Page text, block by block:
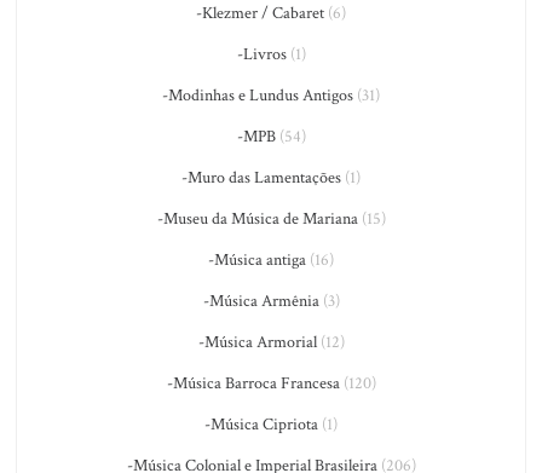
-Klezmer / Cabaret (6)
-Livros(1)
-Modinhas e Lundus Antigos (31)
-MPB(54)
-Muro das Lamentações (1)
-Museu da Música de Mariana(15)
-Música antiga (16)
-Música Armênia(3)
-Música Armorial(12)
-Música Barroca Francesa(120)
-Música Cipriota (1)
-Música Colonial e Imperial Brasileira(206)